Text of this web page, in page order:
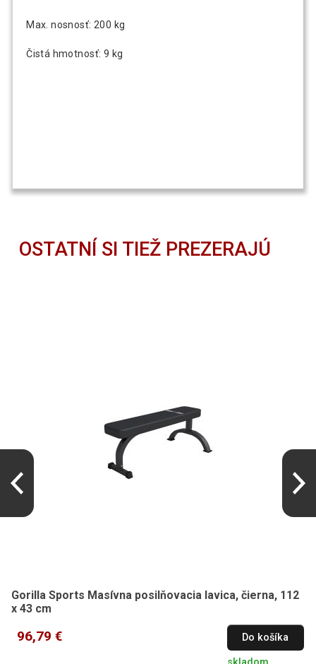
Max. nosnosť: 200 kg
Čistá hmotnosť: 9 kg
OSTATNÍ SI TIEŽ PREZERAJÚ
Gorilla Sports Masívna posilňovacia lavica, čierna, 112
x 43 cm
96,79 € Do košíka